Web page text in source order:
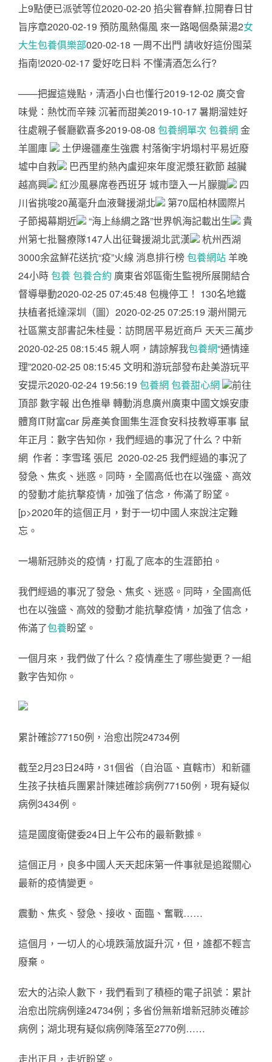
上9點便已派號等位2020-02-20 掐尖嘗春鮮,拉開春日甘
旨序章2020-02-19 預防風熱傷風 來一路喝個桑葉湯2女
大生包養俱樂部020-02-18 一周不出門 請收好這份囤菜
指南!2020-02-17 愛好吃日料 不懂清酒怎么行?
——把握這幾點，清酒小白也懂行2019-12-02 廣交會
味覺：熱忱而辛辣 沉著而甜美2019-10-17 暑期溜娃好
往處親子餐廳歡喜多2019-08-08 包養網單次 包養網 金
羊圖庫
土伊邊疆產生強震 村落衡宇坍塌村平易近廢
墟中自救
巴西里約熱內盧迎來年度泥漿狂歡節 越臟
越高興
紅沙風暴席卷西班牙 城市墮入一片朦朧
四
川省挑唆20萬毫升血液聲援湖北
第70屆柏林國際片
子節揭幕期近
“海上絲綢之路”世界帆海記載出生
貴
州第七批醫療隊147人出征聲援湖北武漢
杭州西湖
3000余盆鮮花送抗“疫”火線 消息排行榜包養網站 羊晚
24小時包養包養合約 廣東省郊區衛生監視所展開結合
督導舉動2020-02-25 07:45:48 包機停工！ 130名地鐵
扶植者抵達深圳（圖）2020-02-25 07:25:19 潮州開元
社區黨支部書記朱桂曼：訪問居平易近商戶 天天三萬步
2020-02-25 08:15:45 親人啊，請諒解我包養網“通情達
理”2020-02-25 08:15:45 文明和游玩部發布赴美游玩平
安提示2020-02-24 19:56:19 包養網 包養甜心網
前往
頂部 數字報 出色推舉 轉動消息廣州廣東中國文娛安康
體育IT財富car 房產美食圖集生涯食安科技教導軍事 鼠
年正月：數字告知你，我們經過的事況了什么？中新
網 作者：李雪瑤 張尼 2020-02-25 我們經過的事況了
發急、焦炙、迷惑。同時，全國高低也在以強盛、高效
的發動才能抗擊疫情，加強了信念，佈滿了盼望。
[p>2020年的這個正月，對于一切中國人來說注定難
忘。
一場新冠肺炎的疫情，打亂了底本的生涯節拍。
我們經過的事況了發急、焦炙、迷惑。同時，全國高低
也在以強盛、高效的發動才能抗擊疫情，加強了信念，
佈滿了包養盼望。
一個月來，我們做了什么？疫情產生了哪些變更？一組
數字告知你。
累計確診77150例，治愈出院24734例
截至2月23日24時，31個省（自治區、直轄市）和新疆
生孩子扶植兵團累計陳述確診病例77150例，現有疑似
病例3434例。
這是國度衛健委24日上午公布的最新數據。
這個正月，良多中國人天天起床第一件事就是追蹤關心
最新的疫情變更。
震動、焦炙、發急、接收、面臨、奮戰……
這個月，一切人的心境跌蕩放誕升沉，但，誰都不輕言
廢棄。
宏大的沾染人數下，我們看到了積極的電子訊號：累計
治愈出院病例達24734例；多省份無新增新冠肺炎確診
病例；湖北現有疑似病例降落至2770例……
走出正月，走近盼望。